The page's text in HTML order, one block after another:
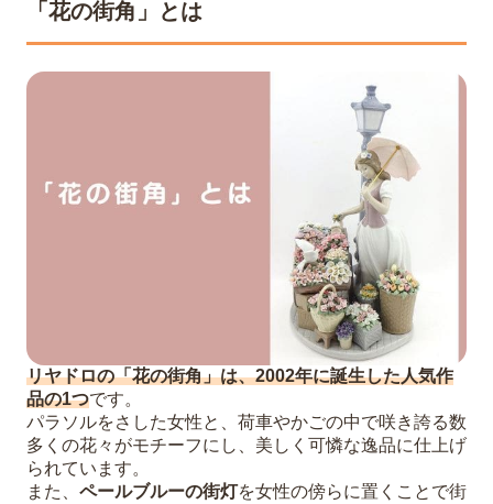
「花の街角」とは
リヤドロの「花の街角」は、2002年に誕生した人気作
品の1つです。
パラソルをさした女性と、荷車やかごの中で咲き誇る数
多くの花々がモチーフにし、美しく可憐な逸品に仕上げ
られています。
また、 ペールブルーの街灯を女性の傍らに置くことで街